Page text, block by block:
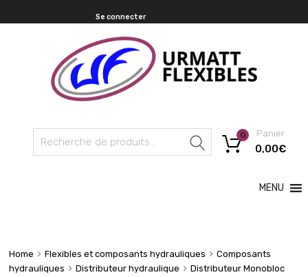
Se connecter
Recherche
Panier
0,00€
0
MENU
Home Flexibles et composants hydrauliques
Composants
hydrauliques
Distributeur hydraulique
Distributeur Monobloc